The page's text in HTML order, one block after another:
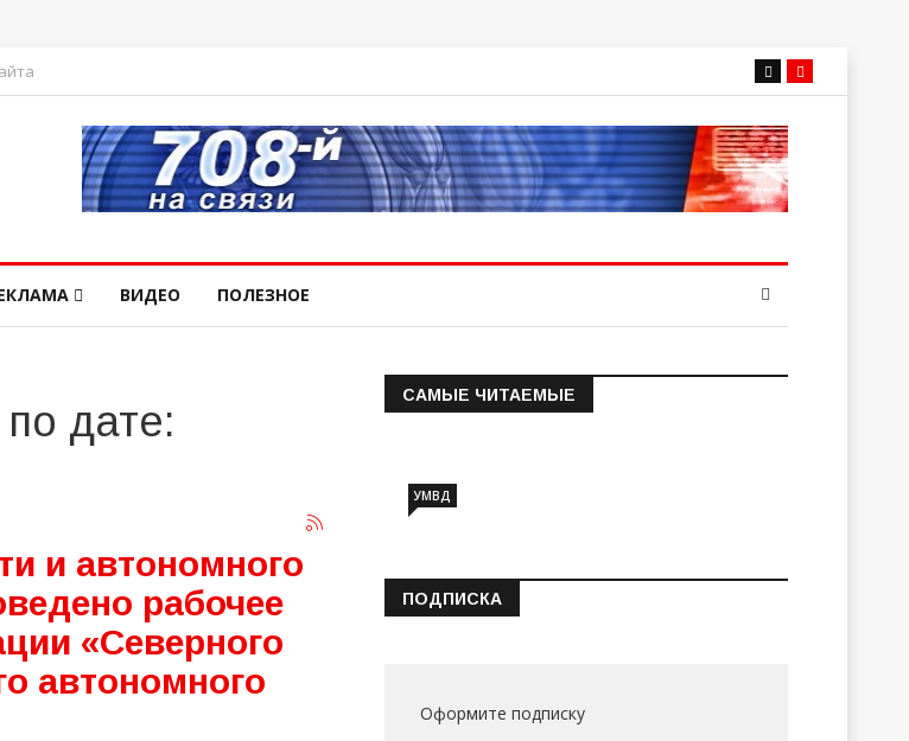
ВИДЕО ПОЛЕЗНОЕ
дате:
и автономного
рабочее
«Северного
автономного
САМЫЕ ЧИТАЕМЫЕ
Информация о состоянии
УМВД
ПОДПИСКА
Оформите подписку